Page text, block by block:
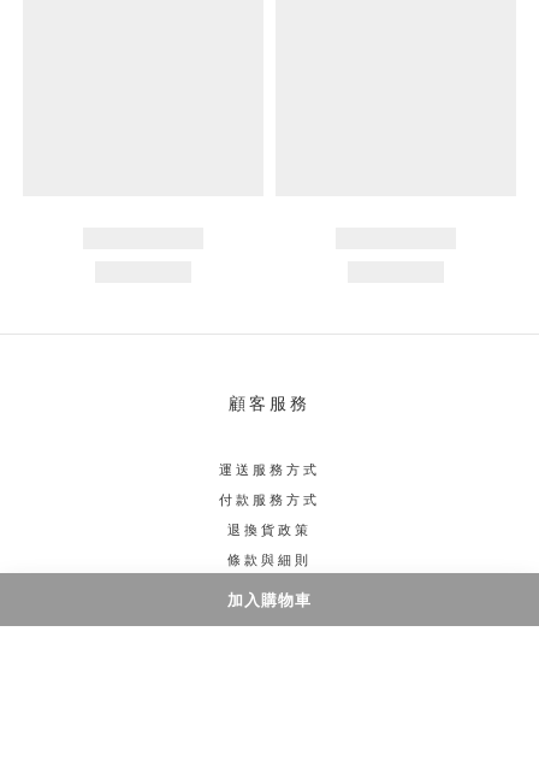
加入購物車
顧客服務
運送服務方式
付款服務方式
退換貨政策
條款與細則
聯絡我們